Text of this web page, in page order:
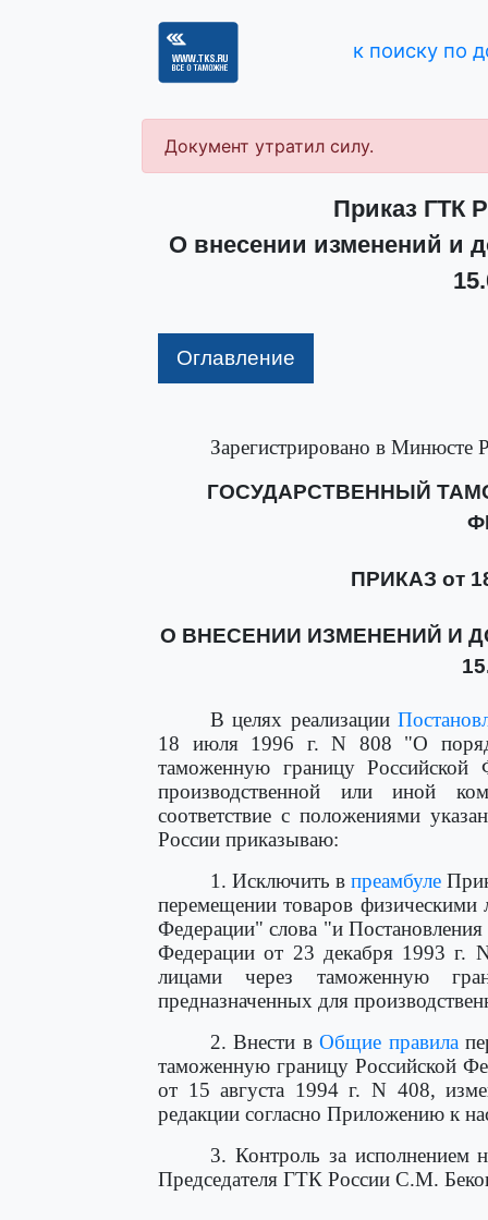
к поиску по
Документ утратил силу.
Приказ ГТК
О внесении изменений и
Оглавление
Зарегистрировано в Минюсте
ГОСУДАРСТВЕННЫЙ
ПРИКАЗ от
О ВНЕСЕНИИ ИЗМЕНЕНИЙ И
В целях реализации
18 июля 1996 г. N 808 "О
таможенную границу Российской
производственной или иной
соответствие с положениями
России приказываю:
1. Исключить впреамбуле
перемещении товаров
Федерации" слова "и
Федерации от 23 декабря 1993 г.
лицами через таможенную
предназначенных для
2. Внести вОбщие правила
таможенную границу Российской
от 15 августа 1994 г. N 408,
редакции согласно Приложению к
3. Контроль за исполнением
Председателя ГТК России С.М.